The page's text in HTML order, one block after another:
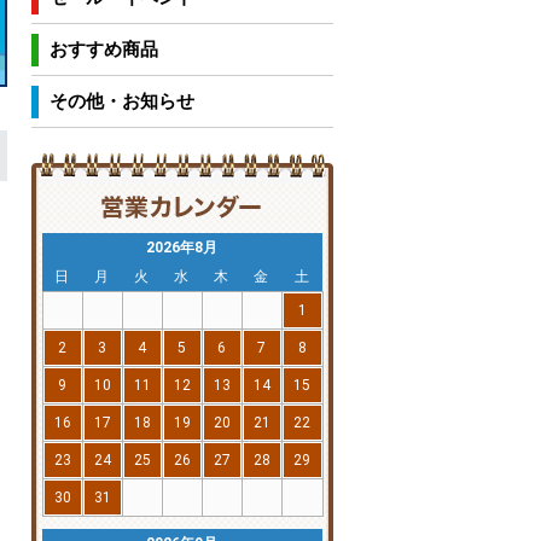
おすすめ商品
その他・お知らせ
2026年8月
日
月 火 水 木 金
土
1
2 3 4 5 6 7 8
9 10 11 12 13 14 15
16 17 18 19 20 21 22
23 24 25 26 27 28 29
30 31